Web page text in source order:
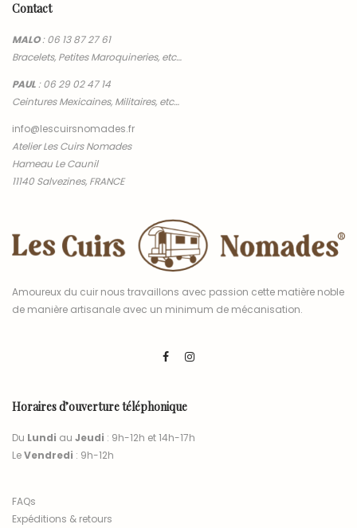
Contact
MALO:06 13 87 27 61
Bracelets, Petites Maroquineries, etc…
PAUL:06 29 02 47 14
Ceintures Mexicaines, Militaires, etc…
info@lescuirsnomades.fr
Atelier Les Cuirs Nomades
Hameau Le Caunil
11140 Salvezines, FRANCE
Amoureux du cuir nous travaillons avec passion cette matière noble
de manière artisanale avec un minimum de mécanisation.
Horaires d’ouverture téléphonique
Du Lundi au Jeudi : 9h-12h et 14h-17h
LeVendredi : 9h-12h
FAQs
Expéditions & retours